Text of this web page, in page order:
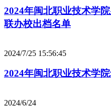
2024年闽北职业技术学
联办校出档名单
2024/7/25 15:56:45
2024年闽北职业技术学
2024/6/24